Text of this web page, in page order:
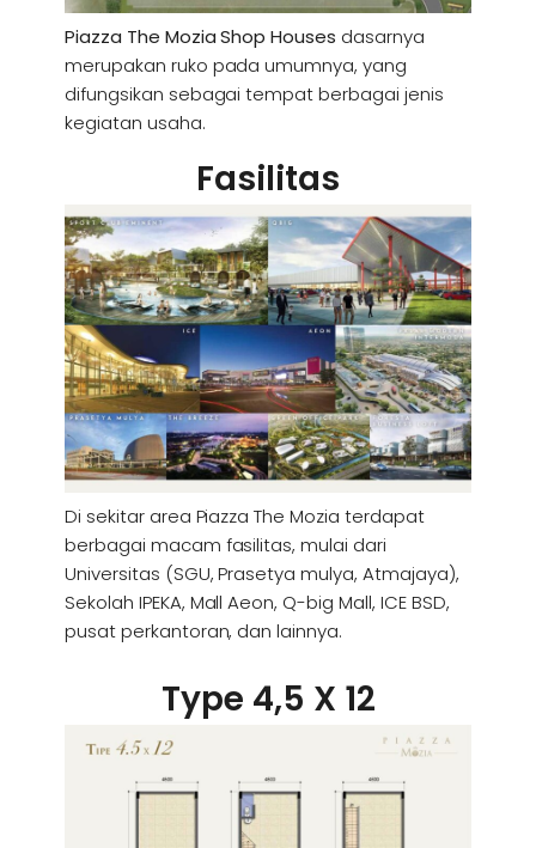
Piazza The Mozia Shop Houses dasarnya
merupakan ruko pada umumnya, yang
difungsikan sebagai tempat berbagai jenis
kegiatan usaha.
Fasilitas
Di sekitar area Piazza The Mozia terdapat
berbagai macam fasilitas, mulai dari
Universitas (SGU, Prasetya mulya, Atmajaya),
Sekolah IPEKA, Mall Aeon, Q-big Mall, ICE BSD,
pusat perkantoran, dan lainnya.
Type 4,5 X 12